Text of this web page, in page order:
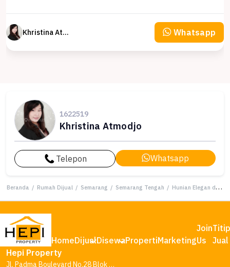
Khristina Atmodjo Whatsapp
1622519
Khristina Atmodjo
Telepon Whatsapp
Beranda / Rumah Dijual / Semarang / Semarang Tengah / Hunian Elegan di Semarang Tengah, Semarang, 4 KT, LT 162m²
HomeDijualDisewaPropertiMarketing
Join
Us
Jual
Hepi Property
Jl. Padma Boulevard No.28 Blok AA1, Tambakharjo, Kec. Semarang Barat, Kota Semarang, Jawa Tengah 50145